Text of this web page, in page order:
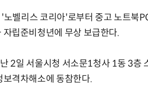
벨리스 코리아'로부터 중고 노트북
립준비청년에 무상 보급한다.
2일 서울시청 서소문1청사 1동 3층
격차해소에 동참한다.